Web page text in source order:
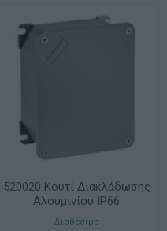
520020 Κουτί Διακλάδωσης
Αλουμινίου IP66
314x264x122 UNIBOX
Διαθέσιμο